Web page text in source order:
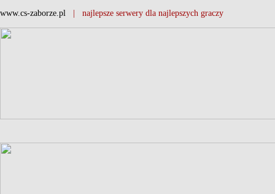
www.cs-zaborze.pl | najlepsze serwery dla najlepszych graczy